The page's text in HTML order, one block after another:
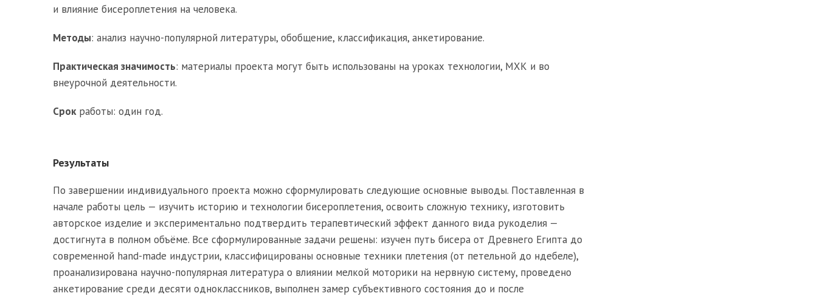
и влияние бисероплетения на человека.
Методы: анализ научно-популярной литературы, обобщение, классификация, анкетирование.
Практическая значимость: материалы проекта могут быть использованы на уроках технологии, МХК и во
внеурочной деятельности.
Срокработы: один год.
Результаты
По завершении индивидуального проекта можно сформулировать следующие основные выводы. Поставленная в
начале работы цель — изучить историю и технологии бисероплетения, освоить сложную технику, изготовить
авторское изделие и экспериментально подтвердить терапевтический эффект данного вида рукоделия —
достигнута в полном объёме. Все сформулированные задачи решены: изучен путь бисера от Древнего Египта до
современной hand-made индустрии, классифицированы основные техники плетения (от петельной до ндебеле),
проанализирована научно-популярная литература о влиянии мелкой моторики на нервную систему, проведено
анкетирование среди десяти одноклассников, выполнен замер субъективного состояния до и после